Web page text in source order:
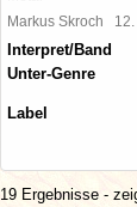
Markus Skroch
Interpret/Band
Unter-Genre
Label
19 Ergebnisse -